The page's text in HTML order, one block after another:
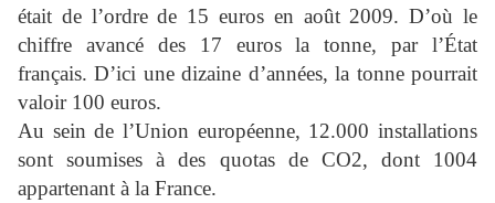
était de l’ordre de 15 euros en août 2009. D’où le
chiffre avancé des 17 euros la tonne, par l’État
français. D’ici une dizaine d’années, la tonne pourrait
valoir 100 euros.
Au sein de l’Union européenne, 12.000 installations
sont soumises à des quotas de CO2, dont 1004
appartenant à la France.